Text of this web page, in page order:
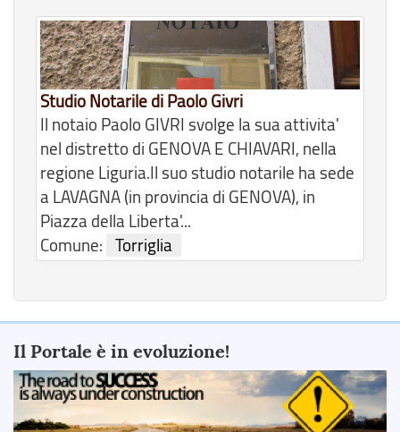
Studio Notarile di Paolo Givri
Il notaio Paolo GIVRI svolge la sua attivita'
nel distretto di GENOVA E CHIAVARI, nella
regione Liguria.Il suo studio notarile ha sede
a LAVAGNA (in provincia di GENOVA), in
Piazza della Liberta'...
Comune: Torriglia
Il Portale è in evoluzione!